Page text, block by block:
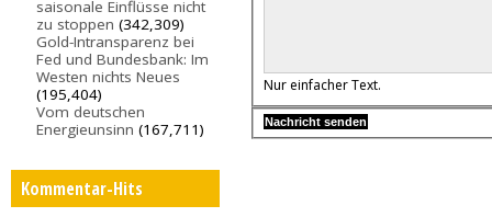
saisonale Einflüsse nicht
zu stoppen (342,309)
Gold-Intransparenz bei
Fed und Bundesbank: Im
Westen nichts Neues
(195,404)
Vom deutschen
Energieunsinn (167,711)
Kommentar-Hits
Nur einfacher Text.